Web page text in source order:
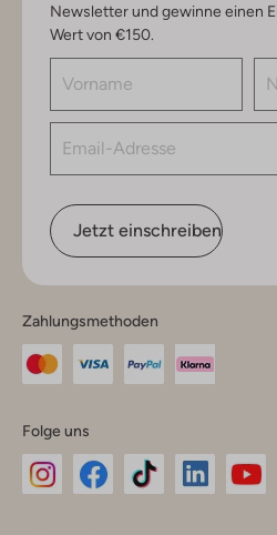
Newsletter und gewinne einen
Wert von €150.
Jetzt einschreiben
Zahlungsmethoden
Folge uns